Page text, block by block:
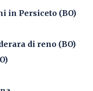
in Persiceto (BO)
di reno (BO)